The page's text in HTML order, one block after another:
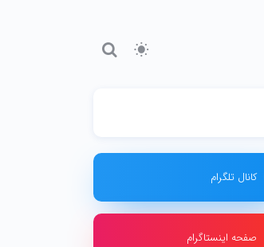
کانال تلگرام
صفحه اینستاگرام